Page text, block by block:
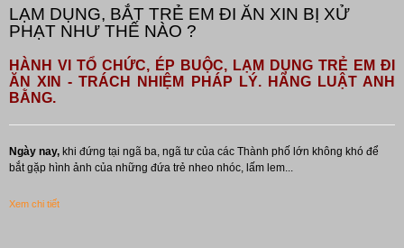
LẠM DỤNG, BẮT TRẺ EM ĐI ĂN XIN BỊ XỬ
PHẠT NHƯ THẾ NÀO ?
HÀNH VI TỔ CHỨC, ÉP BUỘC, LẠM DỤNG TRẺ EM ĐI
ĂN XIN - TRÁCH NHIỆM PHÁP LÝ. HÃNG LUẬT ANH
BẰNG.
Ngày nay, khi đứng tại ngã ba, ngã tư của các Thành phố lớn không khó để
bắt gặp hình ảnh của những đứa trẻ nheo nhóc, lấm lem...
Xem chi tiết